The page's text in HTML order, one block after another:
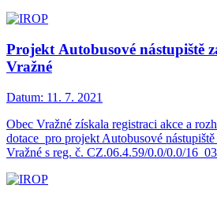
Projekt Autobusové nástupiště
Vražné
Datum: 11. 7. 2021
Obec Vražné získala registraci akce a
dotace pro projekt Autobusové
Vražné s reg. č. CZ.06.4.59/0.0/0.0/